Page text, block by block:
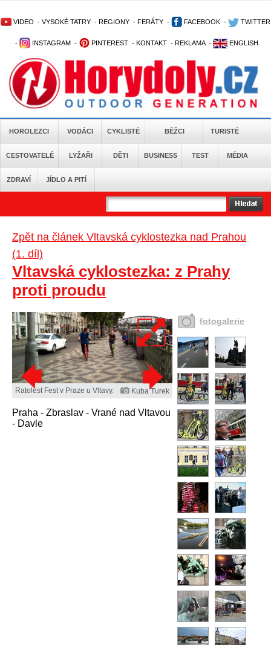
VIDEO - VYSOKÉ TATRY - REGIONY - FERÁTY - FACEBOOK - TWITTER
- INSTAGRAM - PINTEREST - KONTAKT - REKLAMA - ENGLISH
HOROLEZCI VODÁCI CYKLISTÉ BĚŽCI TURISTÉ
CESTOVATELÉ LYŽAŘI DĚTI BUSINESS TEST MÉDIA
ZDRAVÍ JÍDLO A PITÍ
Zpět na článek Vltavská cyklostezka nad Prahou
(1. díl)
Vltavská cyklostezka: z Prahy
proti proudu
Ratolest Fest v Praze u Vltavy. Kuba Turek
Praha - Zbraslav - Vrané nad Vltavou
- Davle
fotogalerie